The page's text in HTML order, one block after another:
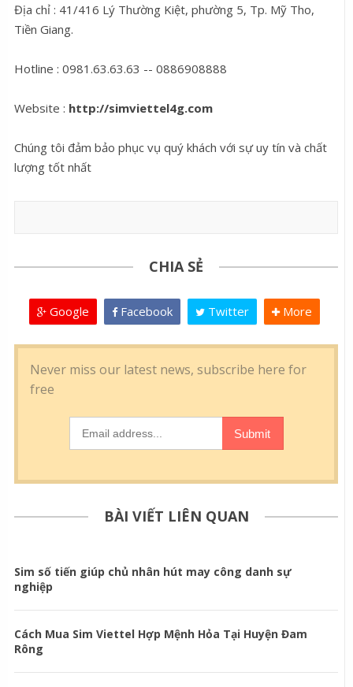
Địa chỉ : 41/416 Lý Thường Kiệt, phường 5, Tp. Mỹ Tho,
Tiền Giang.
Hotline : 0981.63.63.63 -- 0886908888
Website : http://simviettel4g.com
Chúng tôi đảm bảo phục vụ quý khách với sự uy tín và chất
lượng tốt nhất
CHIA SẺ
Google Facebook Twitter More
BÀI VIẾT LIÊN QUAN
Sim số tiến giúp chủ nhân hút may công danh sự
nghiệp
Cách Mua Sim Viettel Hợp Mệnh Hỏa Tại Huyện Đam
Rông